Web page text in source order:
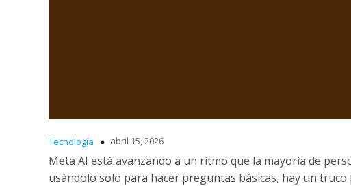
Tecnología abril 15, 2026
Meta AI está avanzando a un ritmo que la mayoría de
usándolo solo para hacer preguntas básicas, hay un